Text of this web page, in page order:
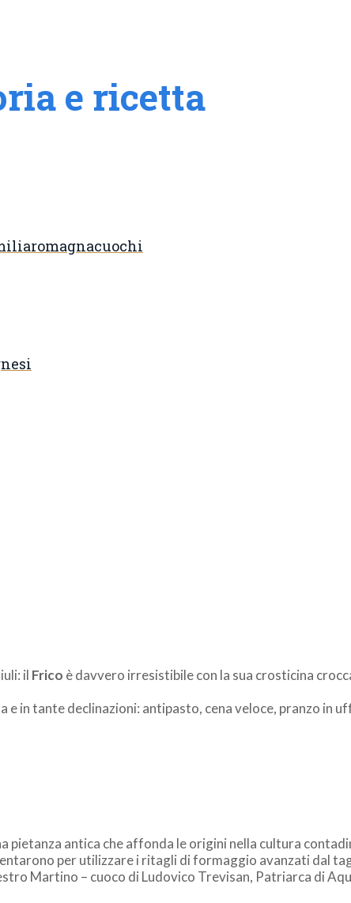
e ricetta
il Frico è davvero irresistibile con la sua crosticina
e in tante declinazioni: antipasto, cena veloce, pranzo in
pietanza antica che affonda le origini nella cultura
per utilizzare i ritagli di formaggio avanzati dal
Martino – cuoco di Ludovico Trevisan, Patriarca di